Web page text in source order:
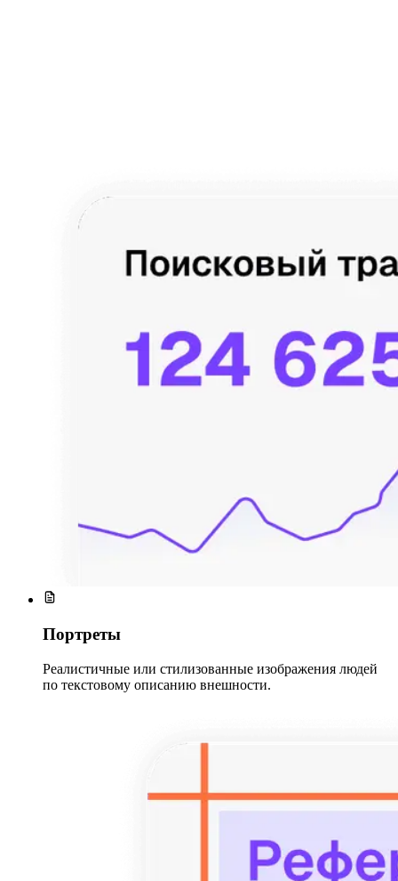
Портреты
Реалистичные или стилизованные изображения людей
по текстовому описанию внешности.